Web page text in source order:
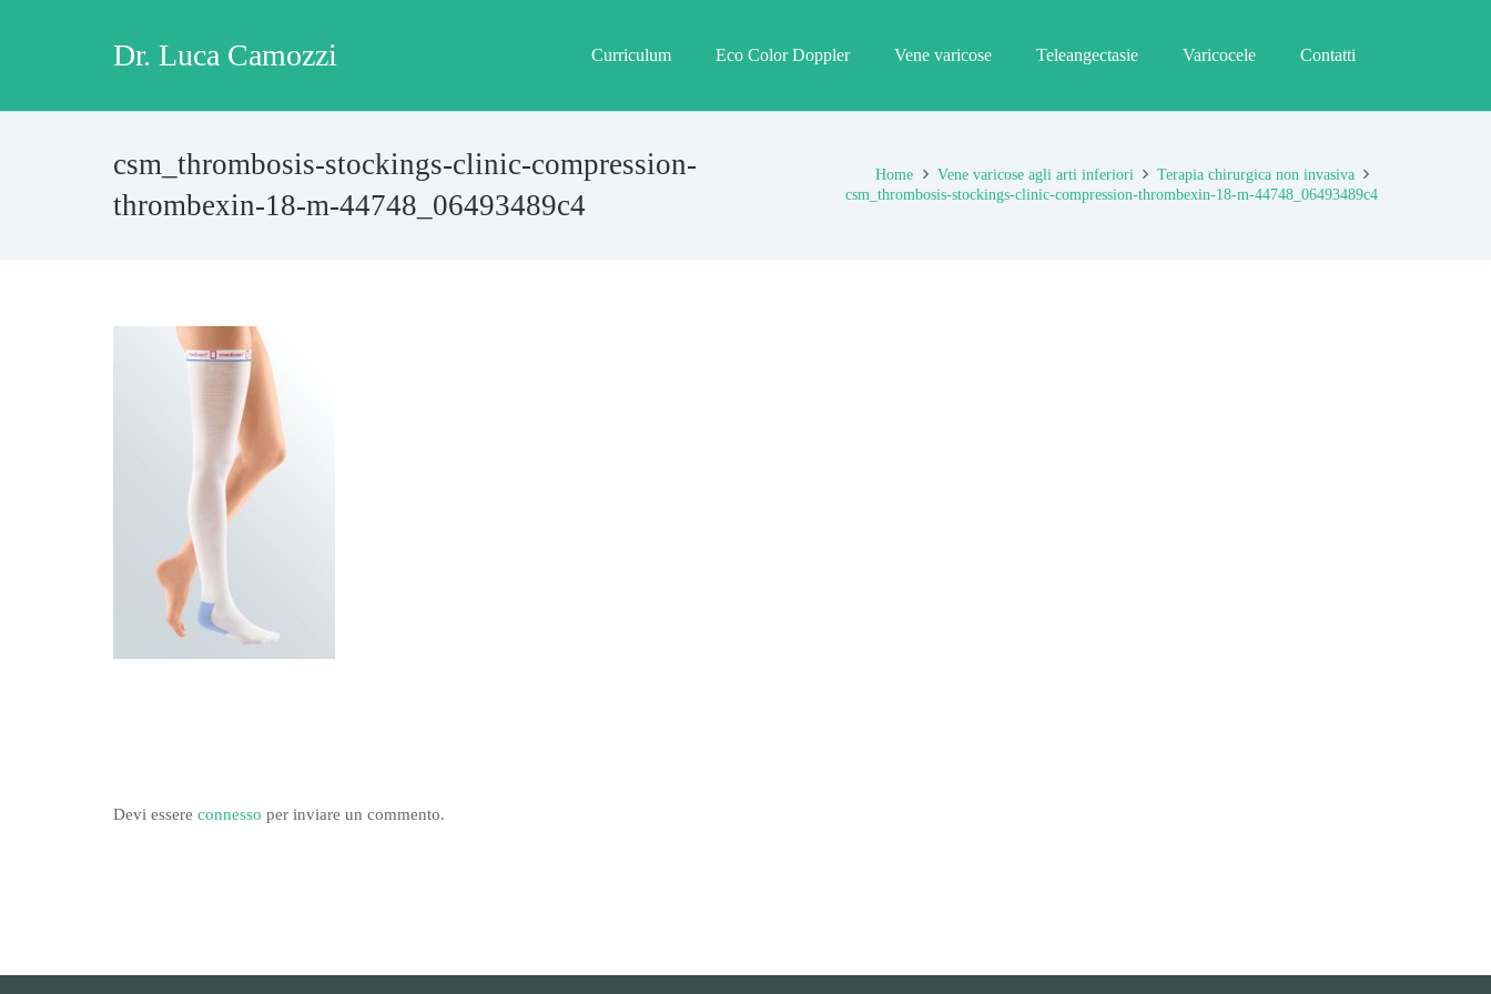
Dr. Luca Camozzi Curriculum Eco Color Doppler Vene varicose Teleangectasie Varicocele Contatti
csm_thrombosis-stockings-clinic-compression-
thrombexin-18-m-44748_06493489c4
Home Vene varicose agli arti inferiori
Terapia chirurgica non invasiva
csm_thrombosis-stockings-clinic-compression-thrombexin-18-m-44748_06493489c4
Devi essere connesso per inviare un commento.